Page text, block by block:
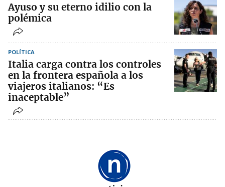
Ayuso y su eterno idilio con la
polémica
POLÍTICA
Italia carga contra los controles
en la frontera española a los
viajeros italianos: “Es
inaceptable”